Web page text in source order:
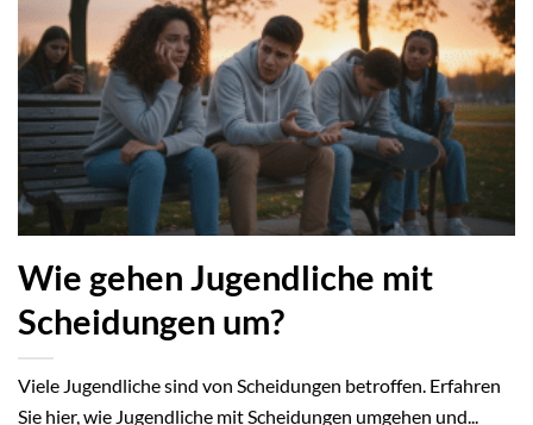
Wie gehen Jugendliche mit
Scheidungen um?
Viele Jugendliche sind von Scheidungen betroffen. Erfahren
Sie hier, wie Jugendliche mit Scheidungen umgehen und...